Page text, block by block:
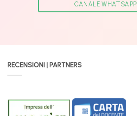
CANALE WHATSAPP
RECENSIONI | PARTNERS